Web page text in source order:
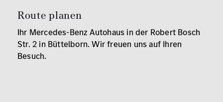
Route planen
Ihr Mercedes-Benz Autohaus in der Robert Bosch
Str. 2 in Büttelborn. Wir freuen uns auf Ihren
Besuch.